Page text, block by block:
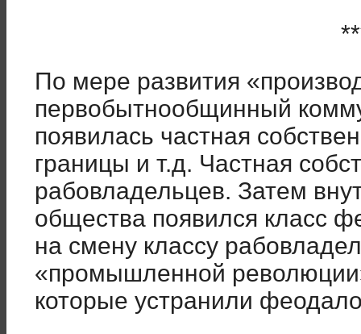
По мере развития
первобытнообщинный
появилась частная
границы и т.д. Частная
рабовладельцев. Затем
общества появился класс
на смену классу
«промышленной
которые устранили